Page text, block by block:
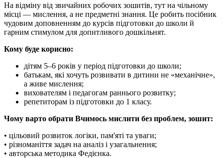
На відміну від звичайних робочих зошитів, тут на чільному
місці — мислення, а не предметні знання. Це робить посібник
чудовим доповненням до курсів підготовки до школи й
гарним стимулом для допитливого дошкільнят.
Кому буде корисно:
дітям 5–6 років у період підготовки до школи;
батькам, які хочуть розвивати в дитини не «механічне»,
а живе мислення;
вихователям і педагогам раннього розвитку;
репетиторам із підготовки до 1 класу.
Чому варто обрати Вчимось мислити без проблем, зошит:
• цільовий розвиток логіки, пам'яті та уваги;
• різноманіття задач на аналіз і узагальнення;
• авторська методика Федієнка.